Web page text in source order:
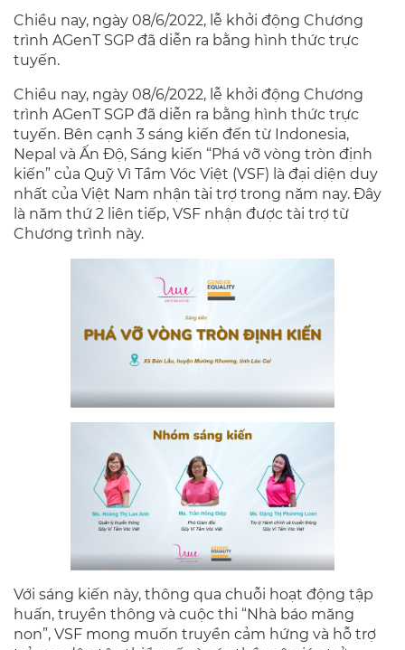
Chiều nay, ngày 08/6/2022, lễ khởi động Chương
trình AGenT SGP đã diễn ra bằng hình thức trực
tuyến.
Chiều nay, ngày 08/6/2022, lễ khởi động Chương
trình AGenT SGP đã diễn ra bằng hình thức trực
tuyến. Bên cạnh 3 sáng kiến đến từ Indonesia,
Nepal và Ấn Độ, Sáng kiến “Phá vỡ vòng tròn định
kiến” của Quỹ Vì Tầm Vóc Việt (VSF) là đại diện duy
nhất của Việt Nam nhận tài trợ trong năm nay. Đây
là năm thứ 2 liên tiếp, VSF nhận được tài trợ từ
Chương trình này.
Với sáng kiến này, thông qua chuỗi hoạt động tập
huấn, truyền thông và cuộc thi “Nhà báo măng
non”, VSF mong muốn truyền cảm hứng và hỗ trợ